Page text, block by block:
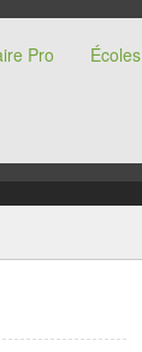
Pro Écoles